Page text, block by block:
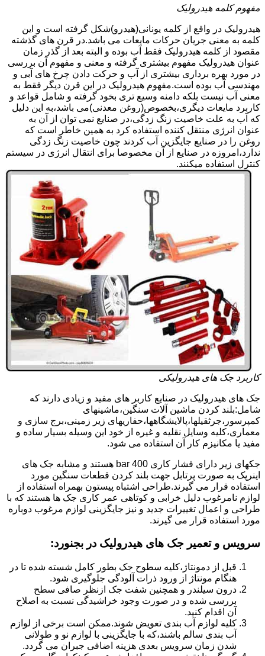
مفهوم کلمه هیدرولیک
هیدرولیک در واقع از کلمه یونانی(هیدرو)شکل گرفته است و این
کلمه به معنی جریان حرکات مایعات می باشد.در قرن های گذشته
مقصود از کلمه هیدرولیک فقط آب بوده و البته بعد از گذر زمان
عنوان هیدرولیک مفهوم بیشتری گرفته و معنی و مفهوم آن بررسی
در مورد بهره برداری بیشتری از آب و حرکت دادن چرخ های آبی و
مهندسی آب بوده است.مفهوم هیدرولیک در این قرن دیگر فقط به
معنی آب نیست بلکه دامنه وسیع تری بخود گرفته و شامل قواعد و
کاربرد مایعات دیگری،بخصوص(روغن معدنی)می باشد،به این دلیل
که آب به علت خاصیت زنگ زدگی،در صنایع نمی توان از آن به
عنوان انرژی منتقل کننده استفاده کرد به همین خاطر است که
روغن را در صنایع جایگزین آب کردند چون خاصیت زنگ زدگی
ندارد،امروزه در صنایع از آن مخصوصا برای انتقال انرژی در سیستم
کنترل استفاده میکنند.
کاربرد جک های هیدرولیکی
جک های هیدرولیک در صنایع کاربر های مفید و زیادی دارند که
شامل:بلند کردن ماشین آلات سنگین،ماشینهای
کمپرسور،جرثقیلها،پالایشگاهها،حفاریهای زیر زمینی،برج سازی و
معماری،کلیه وسایل نقلیه و غیره از خود این وسیله بسیار ساده و
مفید یا مکانیزم کار آن استفاده می شود.
جکهای زیر دارای فشار کاری 400 bar هستند و مشابه جک های
اینرپک به صورت پرتابل جهت بلند کردن قطعات سنگین مورد
استفاده قرار می گیرند.طراحی اشتباه پیستون بهمراه استفاده از
لوازم نامرغوب دلیل خرابی و کوتاهی عمر کاری جک ها هستند که با
طراحی و اعمال تغییرات جدید و نیز جایگزینی لوازم مرغوب دوباره
مورد استفاده قرار می گیرند.
سرویس و تعمیر جک های هیدرولیک در بجنورد:
قبل از دمونتاژ،کلیه سطوح جک بطور کامل شسته شده تا در
هنگام مونتاژ از ورود ذرات آلودگی جلوگیری شود.
درون سیلندر و همچنین شفت جک ازنظر صافی سطح
بررسی شده و در صورت وجود خراشیدگی نسبت به اصلاح
آن اقدام کنید.
کلیه لوازم آب بندی تعویض شوند.ممکن است برخی از لوازم
آب بندی سالم باشند،که با جایگزینی با لوازم نو و طولانی
شدن زمان سرویس بعدی هزینه اضافی جبران می گردد.